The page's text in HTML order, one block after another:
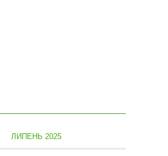
ЛИПЕНЬ 2025